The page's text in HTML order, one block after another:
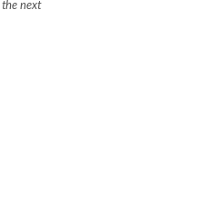
next